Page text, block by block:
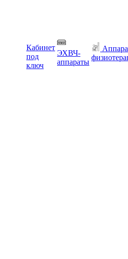
Кабинет
под
ключ
ЭХВЧ-
аппараты